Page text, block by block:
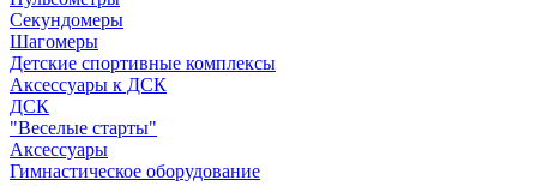
Секундомеры
Шагомеры
Детские спортивные комплексы
Аксессуары к ДСК
ДСК
"Веселые старты"
Аксессуары
Гимнастическое оборудование